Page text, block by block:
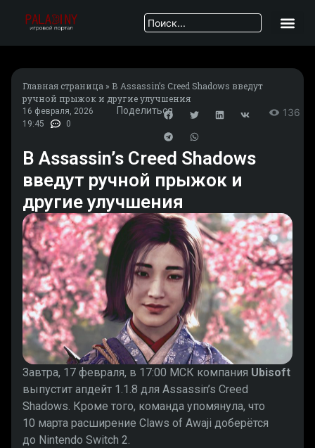
Главная страница » В Assassin’s Creed Shadows введут
ручной прыжок и другие улучшения
16 февраля, 2026
19:45
0
Поделиться 136
В Assassin’s Creed Shadows
введут ручной прыжок и
другие улучшения
Завтра, 17 февраля, в 17:00 МСК компания Ubisoft
выпустит апдейт 1.1.8 для Assassin’s Creed
Shadows. Кроме того, команда упомянула, что
10 марта расширение Claws of Awaji доберётся
до Nintendo Switch 2.